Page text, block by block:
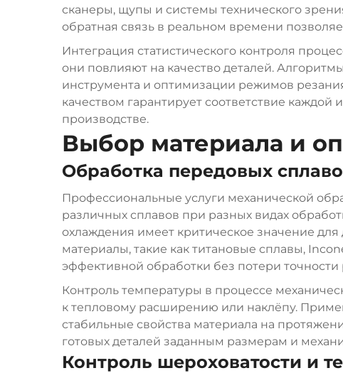
сканеры, щупы и системы технического
обратная связь в реальном времени
Интеграция статистического контроля
они повлияют на качество деталей.
инструмента и оптимизации режимов
качеством гарантирует соответствие
производстве.
Выбор материала и
Обработка передовых
Профессиональные услуги механической
различных сплавов при разных видах
охлаждения имеет критическое значение
материалы, такие как титановые сплавы,
эффективной обработки без потери
Контроль температуры в процессе
к тепловому расширению или наклёпу.
стабильные свойства материала на
готовых деталей заданным размерам и
Контроль шероховатости и